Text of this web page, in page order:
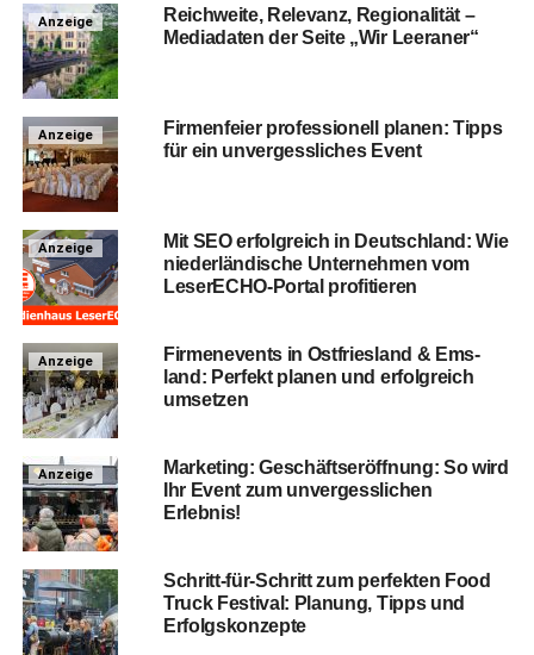
Anzeige
Reich­wei­te, Rele­vanz, Regio­na­li­tät –
Media­da­ten der Sei­te „Wir Leeraner“
Anzeige
Fir­men­fei­er pro­fes­sio­nell pla­nen: Tipps
für ein unver­gess­li­ches Event
Anzeige
Mit SEO erfolg­reich in Deutsch­land: Wie
nie­der­län­di­sche Unter­neh­men vom
Lese­r­ECHO-Por­tal profitieren
Anzeige
Fir­men­events in Ost­fries­land & Ems­
land: Per­fekt pla­nen und erfolg­reich
umsetzen
Anzeige
Mar­ke­ting: Geschäfts­er­öff­nung: So wird
Ihr Event zum unver­gess­li­chen
Erlebnis!
Schritt-für-Schritt zum per­fek­ten Food
Truck Fes­ti­val: Pla­nung, Tipps und
Erfolgskonzepte